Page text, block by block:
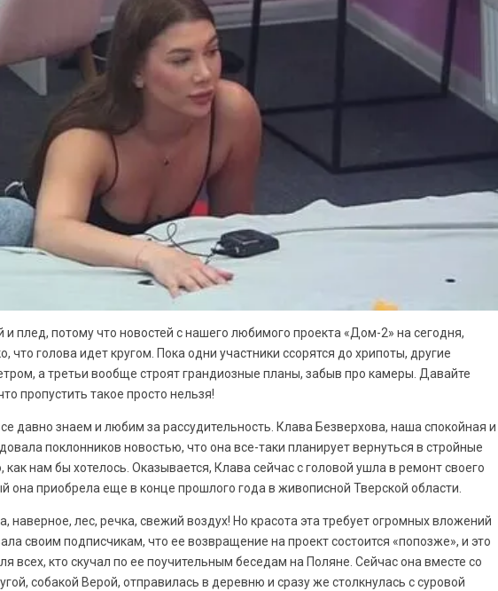
и плед, потому что новостей с нашего любимого проекта «Дом-2» на сегодня,
что голова идет кругом. Пока одни участники ссорятся до хрипоты, другие
а третьи вообще строят грандиозные планы, забыв про камеры. Давайте
пропустить такое просто нельзя!
давно знаем и любим за рассудительность. Клава Безверхова, наша спокойная и
поклонников новостью, что она все-таки планирует вернуться в стройные
нам бы хотелось. Оказывается, Клава сейчас с головой ушла в ремонт своего
она приобрела еще в конце прошлого года в живописной Тверской области.
наверное, лес, речка, свежий воздух! Но красота эта требует огромных вложений
своим подписчикам, что ее возвращение на проект состоится «попозже», и это
всех, кто скучал по ее поучительным беседам на Поляне. Сейчас она вместе со
собакой Верой, отправилась в деревню и сразу же столкнулась с суровой